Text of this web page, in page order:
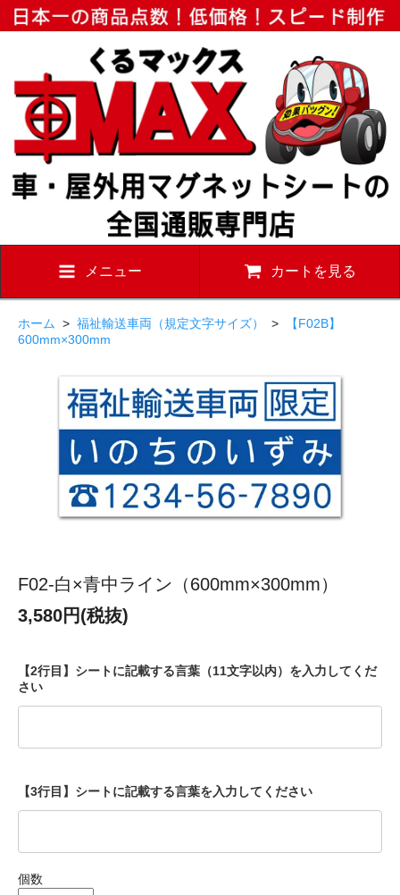
メニュー カートを見る
ホーム > 福祉輸送車両（規定文字サイズ） >
【F02B】
600mm×300mm
F02-白×青中ライン（600mm×300mm）
3,580円(税抜)
【2行目】シートに記載する言葉（11文字以内）を入力してくだ
さい
【3行目】シートに記載する言葉を入力してください
個数